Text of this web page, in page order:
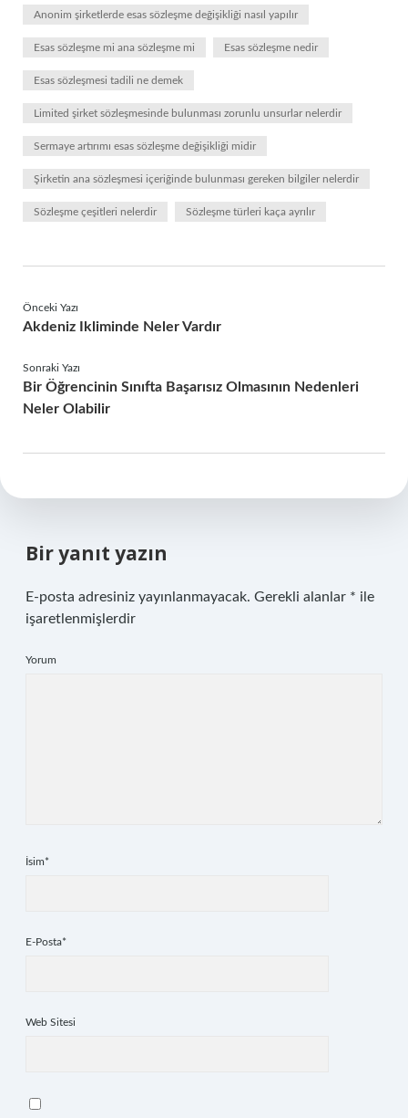
Anonim şirketlerde esas sözleşme değişikliği nasıl yapılır
Esas sözleşme mi ana sözleşme mi Esas sözleşme nedir
Esas sözleşmesi tadili ne demek
Limited şirket sözleşmesinde bulunması zorunlu unsurlar nelerdir
Sermaye artırımı esas sözleşme değişikliği midir
Şirketin ana sözleşmesi içeriğinde bulunması gereken bilgiler nelerdir
Sözleşme çeşitleri nelerdir Sözleşme türleri kaça ayrılır
Önceki Yazı
Akdeniz Ikliminde Neler Vardır
Sonraki Yazı
Bir Öğrencinin Sınıfta Başarısız Olmasının Nedenleri
Neler Olabilir
Bir yanıt yazın
E-posta adresiniz yayınlanmayacak. Gerekli alanlar * ile
işaretlenmişlerdir
Yorum
İsim*
E-Posta*
Web Sitesi